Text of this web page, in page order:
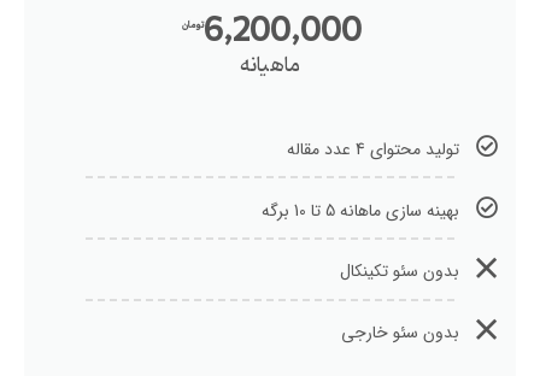
تومان6,200,000
ماهیانه
تولید محتوای 4 عدد مقاله
بهینه سازی ماهانه 5 تا 10 برگه
بدون سئو تکینکال
بدون سئو خارجی